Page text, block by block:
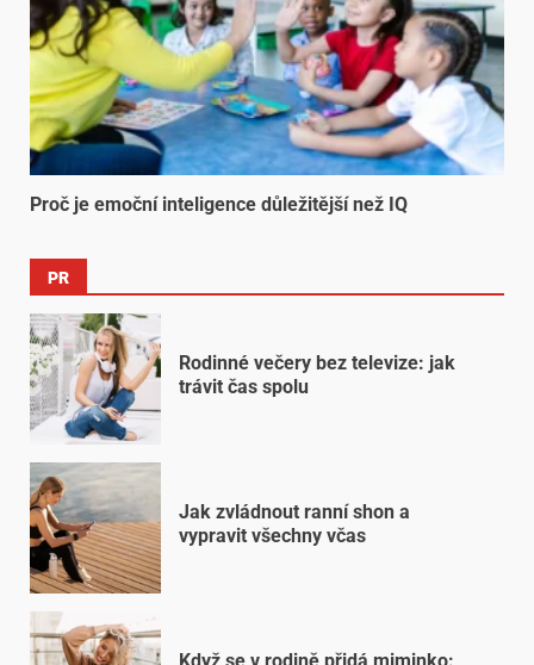
Proč je emoční inteligence důležitější než IQ
PR
Rodinné večery bez televize: jak
trávit čas spolu
Jak zvládnout ranní shon a
vypravit všechny včas